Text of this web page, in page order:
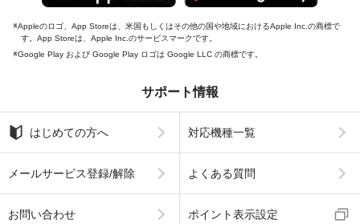
Appleのロゴ、App Storeは、米国もしくはその他の国や地域におけるApple Inc.の商標で
す。App Storeは、Apple Inc.のサービスマークです。
Google Play および Google Play ロゴは Google LLC の商標です。
サポート情報
はじめての方へ 対応機種一覧
メールサービス登録/解除 よくある質問
お問い合わせ ポイント表示設定